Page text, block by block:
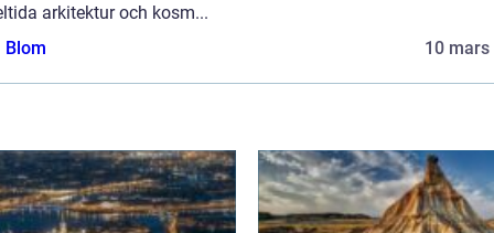
arkitektur och kosm...
Blom
10 mars